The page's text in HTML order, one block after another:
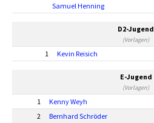
Samuel Henning
D2-Jugend
(Vorlagen)
1 Kevin Reisich
E-Jugend
(Vorlagen)
1 Kenny Weyh
2
Bernhard Schröder